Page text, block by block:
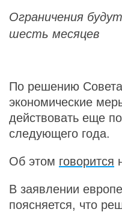
Ограничения
шесть месяцев
По решению
экономические
действовать еще
следующего года.
Об этом говорится
В заявлении
поясняется, что